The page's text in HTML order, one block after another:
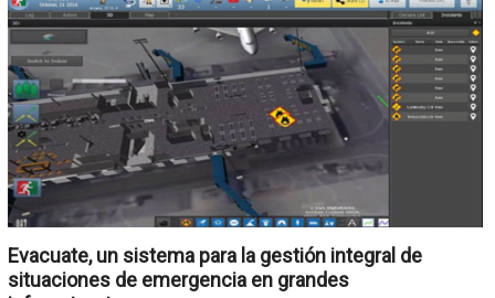
Evacuate, un sistema para la gestión integral de
situaciones de emergencia en grandes